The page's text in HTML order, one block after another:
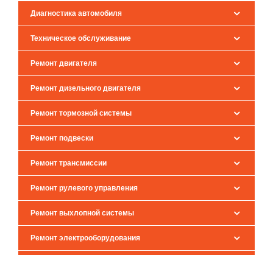
Диагностика автомобиля
Техническое обслуживание
Ремонт двигателя
Ремонт дизельного двигателя
Ремонт тормозной системы
Ремонт подвески
Ремонт трансмиссии
Ремонт рулевого управления
Ремонт выхлопной системы
Ремонт электрооборудования